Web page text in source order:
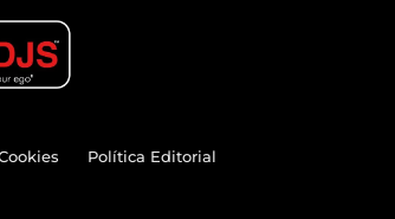
Política Editorial